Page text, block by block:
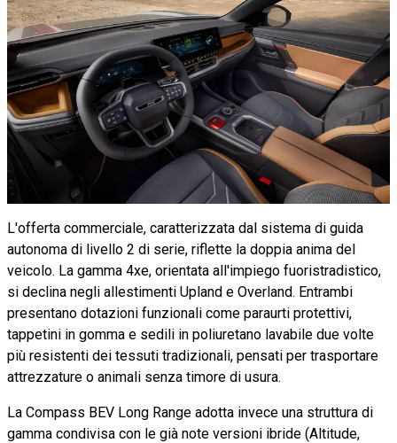
L'offerta commerciale, caratterizzata dal sistema di guida
autonoma di livello 2 di serie, riflette la doppia anima del
veicolo. La gamma 4xe, orientata all'impiego fuoristradistico,
si declina negli allestimenti Upland e Overland. Entrambi
presentano dotazioni funzionali come paraurti protettivi,
tappetini in gomma e sedili in poliuretano lavabile due volte
più resistenti dei tessuti tradizionali, pensati per trasportare
attrezzature o animali senza timore di usura.
La Compass BEV Long Range adotta invece una struttura di
gamma condivisa con le già note versioni ibride (Altitude,